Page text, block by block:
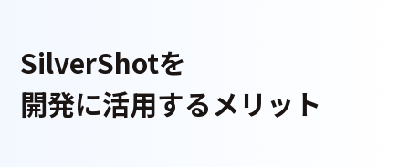
SilverShotを
開発に活用するメリット